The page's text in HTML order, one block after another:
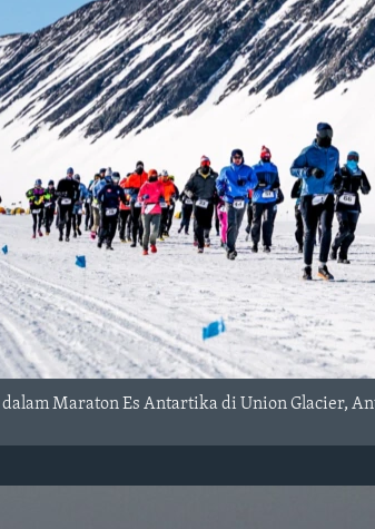
Maraton Es Antartika di Union Glacier,